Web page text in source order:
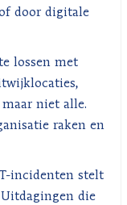
door digitale
lossen met
niet alle.
raken en
incidenten stelt
die